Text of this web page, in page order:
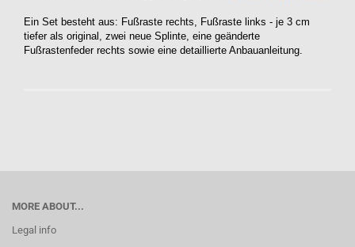
Ein Set besteht aus: Fußraste rechts, Fußraste links - je 3 cm
tiefer als original, zwei neue Splinte, eine geänderte
Fußrastenfeder rechts sowie eine detaillierte Anbauanleitung.
MORE ABOUT...
Legal info